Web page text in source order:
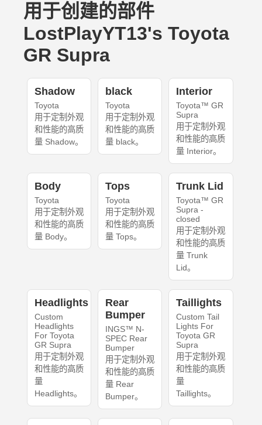
用于创建的部件
LostPlayYT13's Toyota
GR Supra
Shadow
Toyota
用于定制外观
和性能的高质
量 Shadow。
black
Toyota
用于定制外观
和性能的高质
量 black。
Interior
Toyota™ GR
Supra
用于定制外观
和性能的高质
量 Interior。
Body
Toyota
用于定制外观
和性能的高质
量 Body。
Tops
Toyota
用于定制外观
和性能的高质
量 Tops。
Trunk Lid
Toyota™ GR
Supra -
closed
用于定制外观
和性能的高质
量 Trunk
Lid。
Headlights
Custom
Headlights
For Toyota
GR Supra
用于定制外观
和性能的高质
量
Headlights。
Rear
Bumper
INGS™ N-
SPEC Rear
Bumper
用于定制外观
和性能的高质
量 Rear
Bumper。
Taillights
Custom Tail
Lights For
Toyota GR
Supra
用于定制外观
和性能的高质
量
Taillights。